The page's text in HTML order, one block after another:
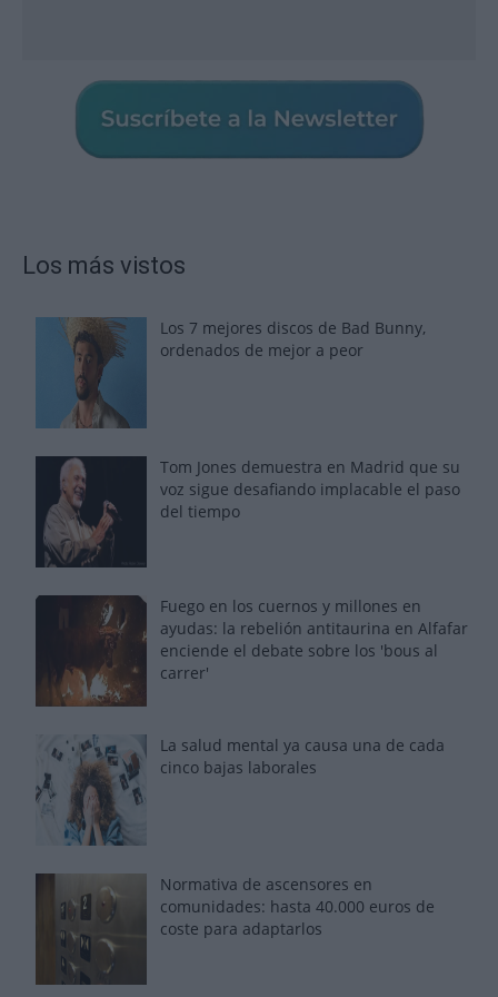
Los más vistos
Los 7 mejores discos de Bad Bunny,
ordenados de mejor a peor
Tom Jones demuestra en Madrid que su
voz sigue desafiando implacable el paso
del tiempo
Fuego en los cuernos y millones en
ayudas: la rebelión antitaurina en Alfafar
enciende el debate sobre los 'bous al
carrer'
La salud mental ya causa una de cada
cinco bajas laborales
Normativa de ascensores en
comunidades: hasta 40.000 euros de
coste para adaptarlos